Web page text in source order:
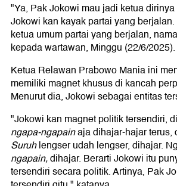
"Ya, Pak Jokowi mau jadi ketua
Jokowi kan kayak partai yang
ketua umum partai yang berjalan,
kepada wartawan, Minggu (22/6/2025).
Ketua Relawan Prabowo Mania ini
memiliki magnet khusus di kancah
Menurut dia, Jokowi sebagai entitas
"Jokowi kan magnet politik tersendiri,
ngapa-ngapainaja dihajar-hajar terus,
Suruhlengser udah lengser, dihajar.
ngapain,dihajar. Berarti Jokowi itu
tersendiri secara politik. Artinya, Pak